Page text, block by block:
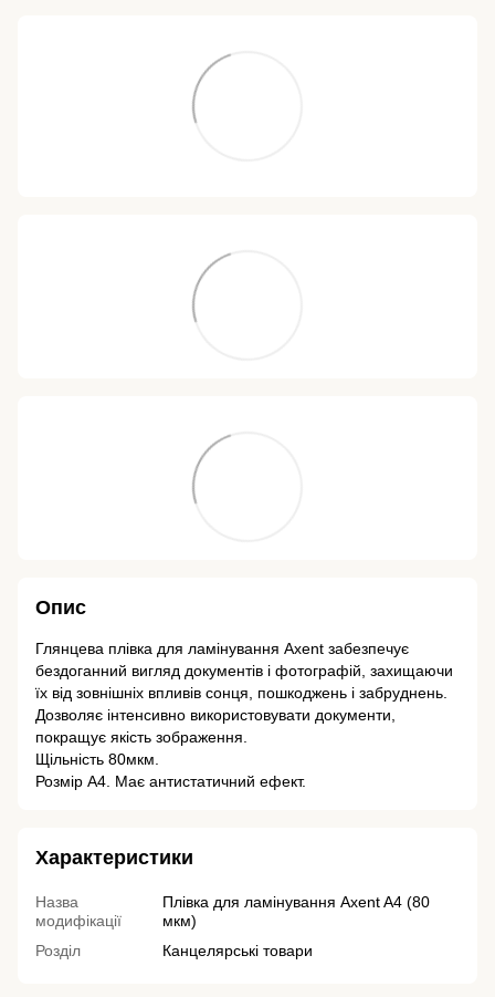
Опис
Глянцева плівка для ламінування Axent забезпечує
бездоганний вигляд документів і фотографій, захищаючи
їх від зовнішніх впливів сонця, пошкоджень і забруднень.
Дозволяє інтенсивно використовувати документи,
покращує якість зображення.
Щільність 80мкм.
Розмір А4. Має антистатичний ефект.
Характеристики
Назва
модифікації
Плівка для ламінування Axent A4 (80
мкм)
Розділ
Канцелярські товари